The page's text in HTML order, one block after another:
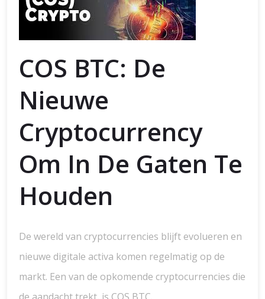
COS BTC: De
Nieuwe
Cryptocurrency
Om In De Gaten Te
Houden
De wereld van cryptocurrencies blijft evolueren en
nieuwe digitale activa komen regelmatig op de
markt. Een van de opkomende cryptocurrencies die